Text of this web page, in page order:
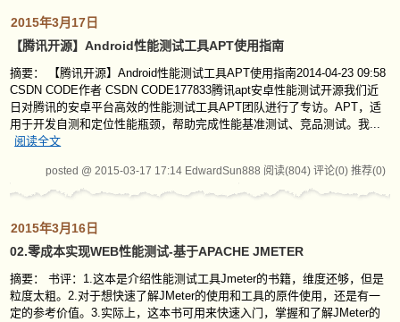
2015年3月17日
【腾讯开源】Android性能测试工具APT使用指南
摘要： 【腾讯开源】Android性能测试工具APT使用指南2014-04-23 09:58
CSDN CODE作者 CSDN CODE177833腾讯apt安卓性能测试开源我们近
日对腾讯的安卓平台高效的性能测试工具APT团队进行了专访。APT，适
用于开发自测和定位性能瓶颈，帮助完成性能基准测试、竞品测试。我...
阅读全文
posted @ 2015-03-17 17:14 EdwardSun888 阅读(804) 评论(0) 推荐(0)
2015年3月16日
02.零成本实现WEB性能测试-基于APACHE JMETER
摘要： 书评：1.这本是介绍性能测试工具Jmeter的书籍，维度还够，但是
粒度太粗。2.对于想快速了解JMeter的使用和工具的原件使用，还是有一
定的参考价值。3.实际上，这本书可用来快速入门，掌握和了解JMeter的